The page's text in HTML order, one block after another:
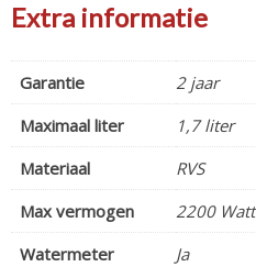
Extra informatie
Garantie
2 jaar
Maximaal liter
1,7 liter
Materiaal
RVS
Max vermogen
2200 Watt
Watermeter
Ja